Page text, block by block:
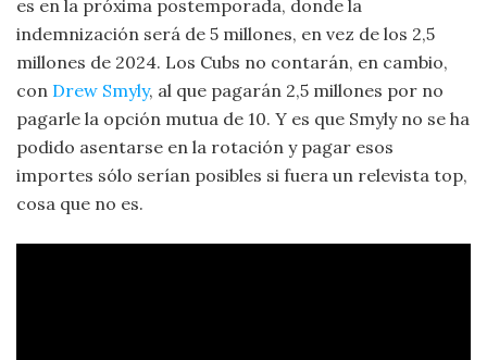
es en la próxima postemporada, donde la
indemnización será de 5 millones, en vez de los 2,5
millones de 2024. Los Cubs no contarán, en cambio,
con Drew Smyly, al que pagarán 2,5 millones por no
pagarle la opción mutua de 10. Y es que Smyly no se ha
podido asentarse en la rotación y pagar esos
importes sólo serían posibles si fuera un relevista top,
cosa que no es.